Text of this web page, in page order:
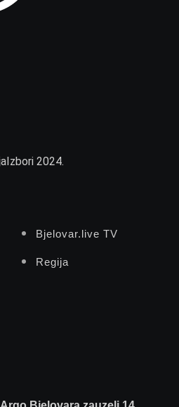
Izbori 2024.
Bjelovar.live TV
Regija